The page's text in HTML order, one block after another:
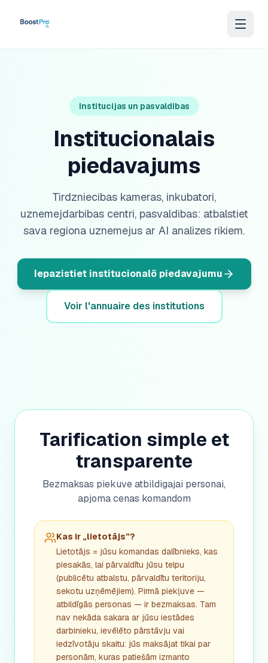
Institucijas un pasvaldibas
Institucionalais
piedavajums
Tirdzniecibas kameras, inkubatori,
uznemejdarbibas centri, pasvaldibas: atbalstiet
sava regiona uznemejus ar AI analizes rikiem.
Iepazistiet institucionalö piedavajumu
Voir l'annuaire des institutions
Tarification simple et
transparente
Bezmaksas piekuve atbildigajai personai,
apjoma cenas komandom
Kas ir „lietotājs”?
Lietotājs = jūsu komandas dalībnieks, kas
piesakās, lai pārvaldītu jūsu telpu
(publicētu atbalstu, pārvaldītu teritoriju,
sekotu uzņēmējiem). Pirmā piekļuve —
atbildīgās personas — ir bezmaksas. Tam
nav nekāda sakara ar jūsu iestādes
darbinieku, ievēlēto pārstāvju vai
iedzīvotāju skaitu: jūs maksājat tikai par
personām, kuras patiešām izmanto